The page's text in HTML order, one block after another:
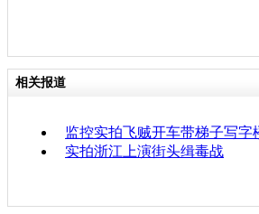
相关报道
监控实拍飞贼开车带梯子写字
实拍浙江上演街头缉毒战